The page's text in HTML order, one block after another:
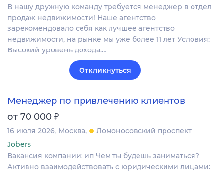
В нашу дружную команду требуется менеджер в отдел
продаж недвижимости! Наше агентство
зарекомендовало себя как лучшее агентство
недвижимости, на рынке мы уже более 11 лет Условия:
Высокий уровень дохода:…
Откликнуться
Менеджер по привлечению клиентов
от 70 000 ₽
16 июля 2026 Москва
Ломоносовский проспект
Jobers
Вакансия компании: ип Чем ты будешь заниматься?
Активно взаимодействовать с юридическими лицами: